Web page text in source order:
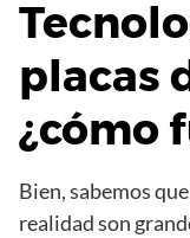
placas
¿cómo
Bien, sabemos
realidad son